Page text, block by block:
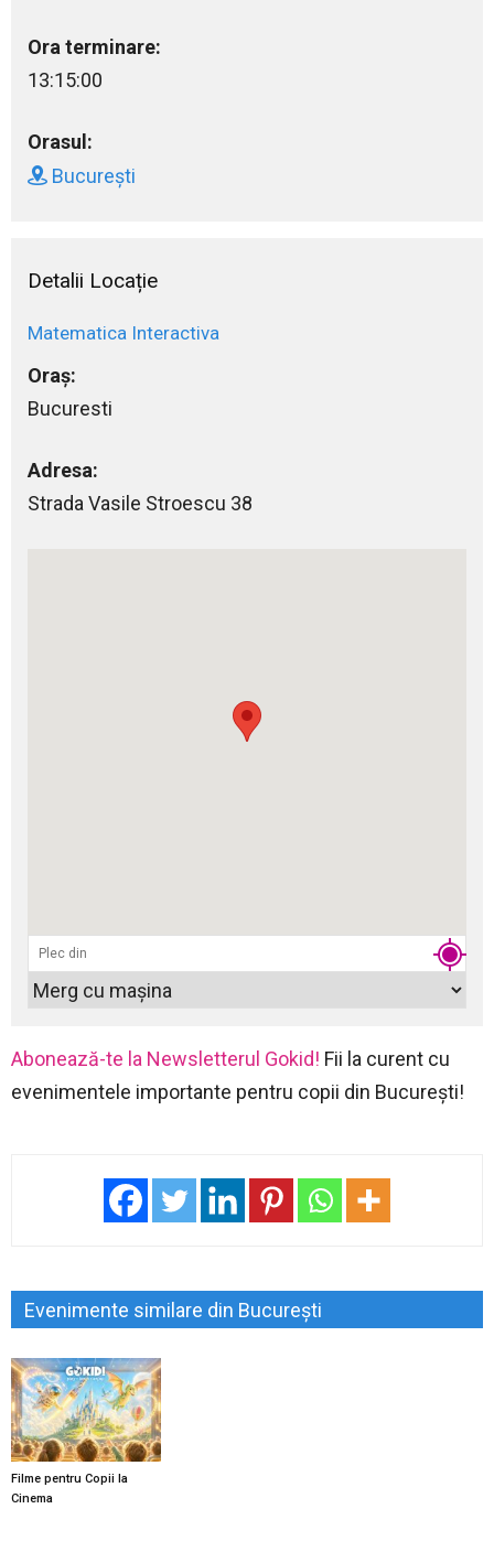
Ora terminare:
13:15:00
Orasul:
București
Detalii Locație
Matematica Interactiva
Oraș:
Bucuresti
Adresa:
Strada Vasile Stroescu 38
Abonează-te la Newsletterul Gokid! Fii la curent cu
evenimentele importante pentru copii din București!
Evenimente similare din București
Filme pentru Copii la
Cinema